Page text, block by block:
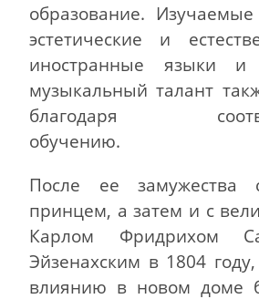
образование.
эстетические и
иностранные языки и
музыкальный талант
благодаря
обучению.
После ее замужества
принцем, а затем и с
Карлом Фридрихом
Эйзенахским в 1804
влиянию в новом доме